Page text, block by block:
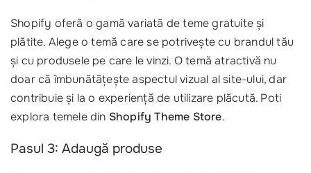
Shopify oferă o gamă variată de teme gratuite și
plătite. Alege o temă care se potrivește cu brandul tău
și cu produsele pe care le vinzi. O temă atractivă nu
doar că îmbunătățește aspectul vizual al site-ului, dar
contribuie și la o experiență de utilizare plăcută. Poti
explora temele din Shopify Theme Store.
Pasul 3: Adaugă produse